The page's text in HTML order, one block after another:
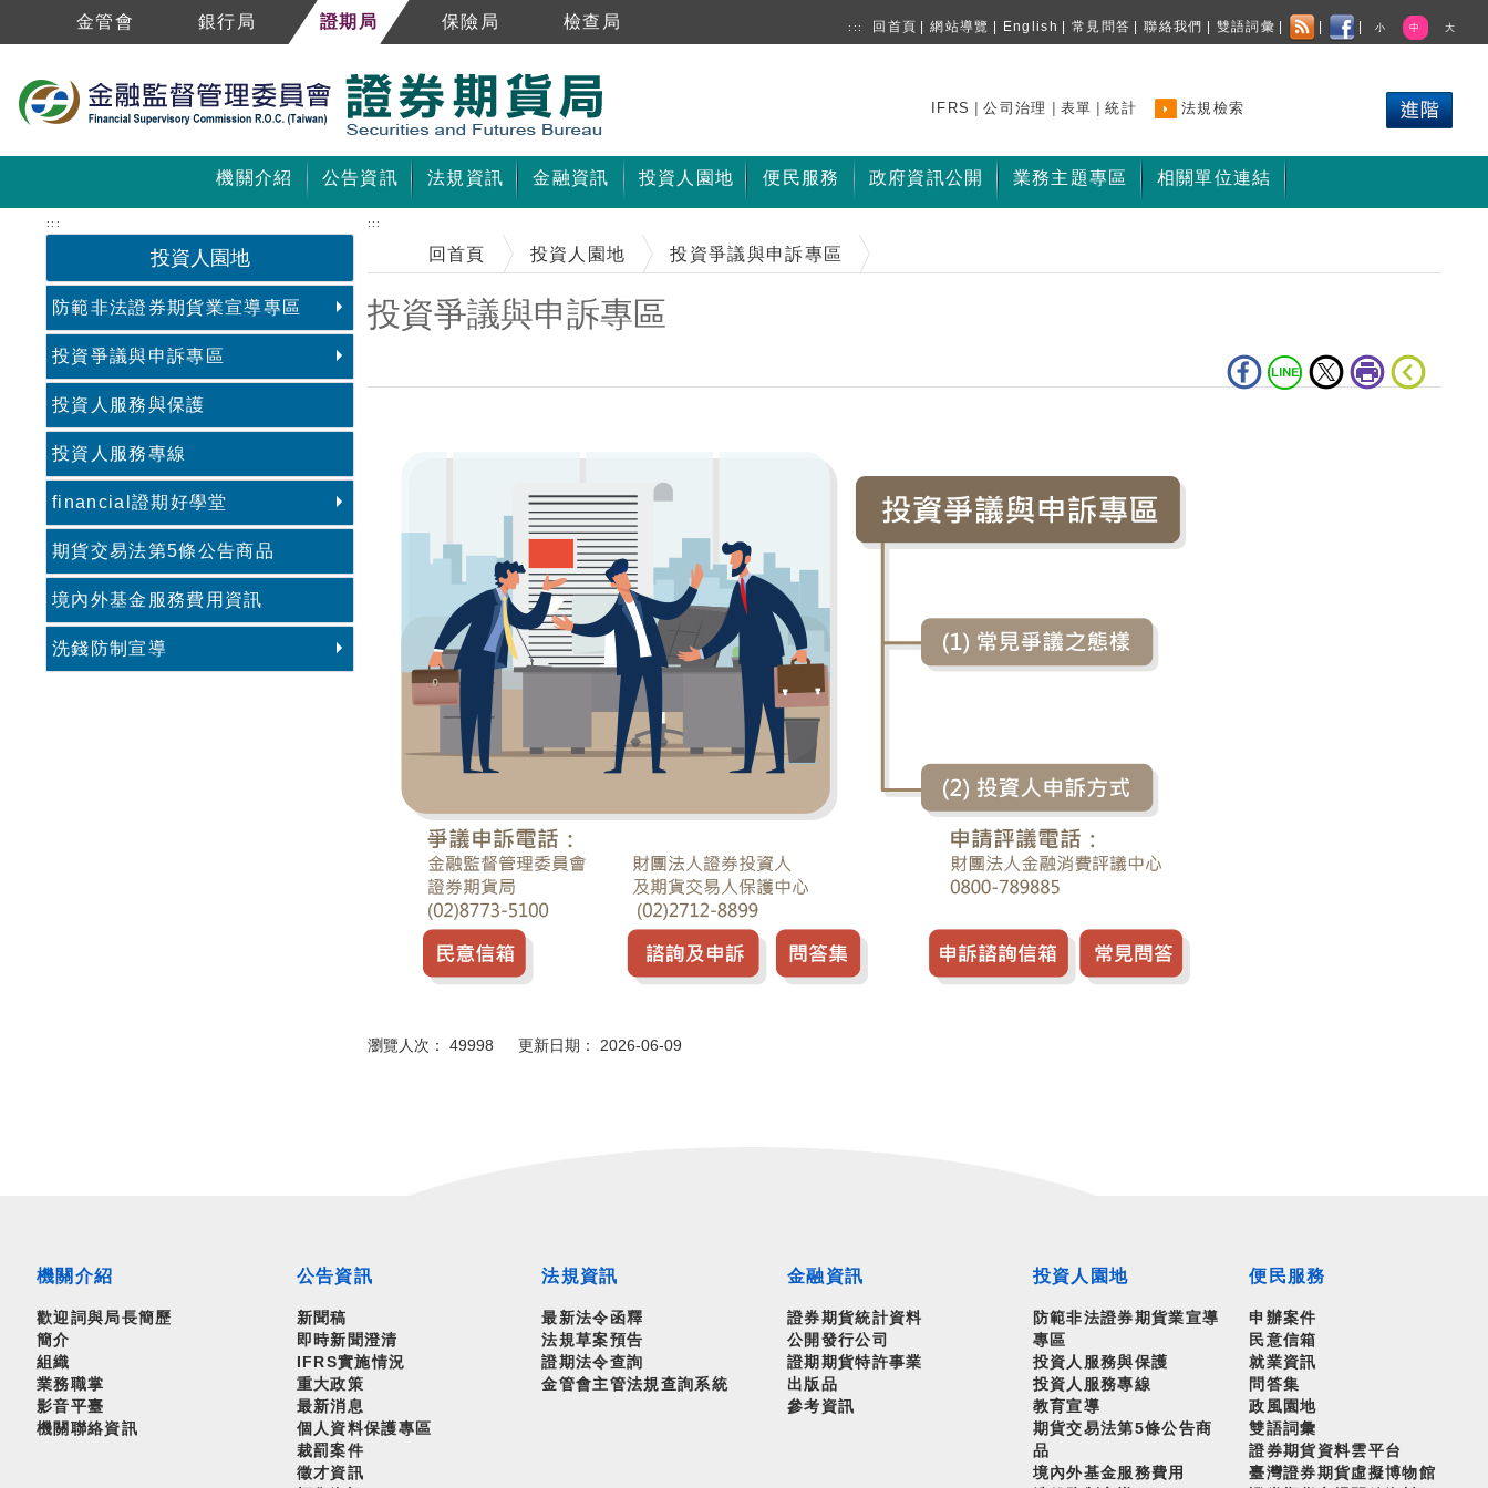
跳到主要內容區塊
金管會 銀行局 證期局 保險局 檢查局 ::: 回首頁 網站導覽 English 常見問答 聯絡我們 雙語詞彙 小 中 大
IFRS |公司治理 | 表單 |統計 法規檢索
機關介紹 公告資訊 法規資訊 金融資訊 投資人園地 便民服務 政府資訊公開 業務主題專區 相關單位連結
:::
投資人園地
防範非法證券期貨業宣導專區
投資爭議與申訴專區
投資人服務與保護
投資人服務專線
financial證期好學堂
期貨交易法第5條公告商品
境內外基金服務費用資訊
洗錢防制宣導
:::
回首頁 投資人園地 投資爭議與申訴專區
投資爭議與申訴專區
瀏覽人次： 49998 更新日期： 2026-06-09
機關介紹
歡迎詞與局長簡歷
簡介
組織
業務職掌
影音平臺
機關聯絡資訊
公告資訊
新聞稿
即時新聞澄清
IFRS實施情況
重大政策
最新消息
個人資料保護專區
裁罰案件
徵才資訊
法規資訊
最新法令函釋
法規草案預告
證期法令查詢
金管會主管法規查詢系統
金融資訊
證券期貨統計資料
公開發行公司
證期期貨特許事業
出版品
參考資訊
投資人園地
防範非法證券期貨業宣導
專區
投資人服務與保護
投資人服務專線
教育宣導
期貨交易法第5條公告商
品
境內外基金服務費用
便民服務
申辦案件
民意信箱
就業資訊
問答集
政風園地
雙語詞彙
證券期貨資料雲平台
臺灣證券期貨虛擬博物館